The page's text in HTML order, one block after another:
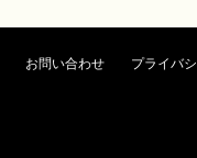
お問い合わせ プライバ